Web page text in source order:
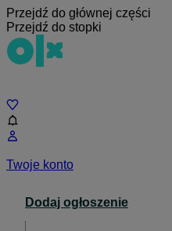
Przejdź do głównej części
Przejdź do stopki
Twoje konto
Dodaj ogłoszenie